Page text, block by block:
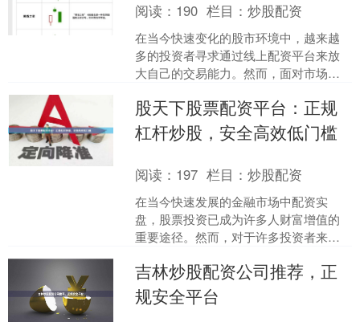
阅读： 190 栏目：炒股配资
在当今快速变化的股市环境中，越来越
多的投资者寻求通过线上配资平台来放
大自己的交易能力。然而，面对市场上
又能提供高杠杆的配资平台....
股天下股票配资平台：正规
杠杆炒股，安全高效低门槛
阅读： 197 栏目：炒股配资
在当今快速发展的金融市场中配资实
盘，股票投资已成为许多人财富增值的
重要途径。然而，对于许多投资者来
因素。正是在这样的背景下，股....
吉林炒股配资公司推荐，正
规安全平台